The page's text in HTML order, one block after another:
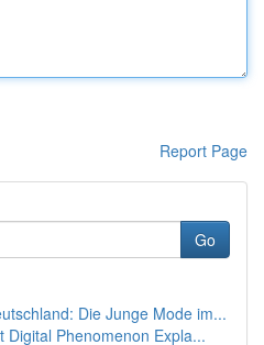
Report Page
Go
Die Junge Mode im...
Digital Phenomenon Expla...